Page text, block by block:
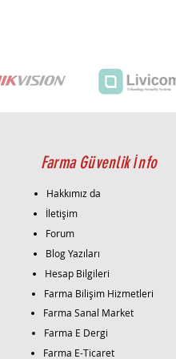
Farma Güvenlik İnfo
Hakkımız da
İletişim
Forum
Blog Yazıları
Hesap Bilgileri
Farma Bilişim Hizmetleri
Farma Sanal Market
Farma E Dergi
Farma E-Ticaret